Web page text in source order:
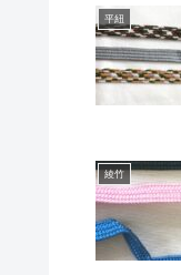
平紐
綾竹